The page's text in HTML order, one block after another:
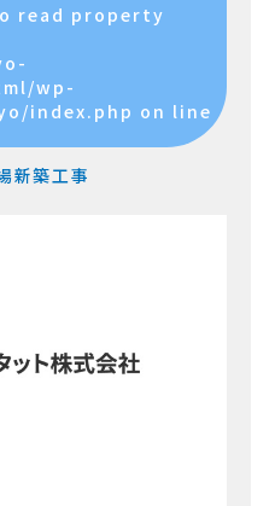
read property
wp-
index.php on line
新築工事